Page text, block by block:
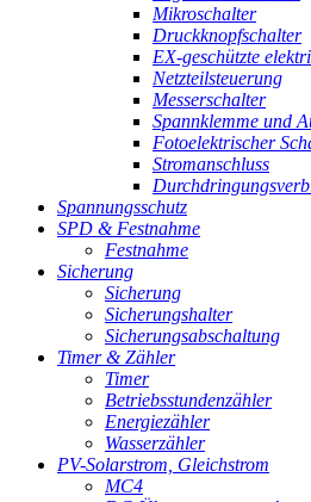
Mikroschalter
Druckknopfschalter
EX-geschützte
Netzteilsteuerung
Messerschalter
Spannklemme und
Fotoelektrischer
Stromanschluss
Spannungsschutz
SPD & Festnahme
Festnahme
Sicherung
Sicherung
Sicherungshalter
Sicherungsabschaltung
Timer & Zähler
Timer
Betriebsstundenzähler
Energiezähler
Wasserzähler
PV-Solarstrom, Gleichstrom
MC4